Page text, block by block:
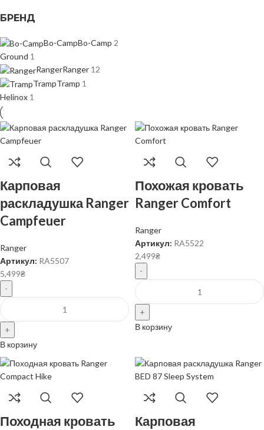
БРЕНД
Bo-CampBo-Camp 2
Ground 1
RangerRanger 12
TrampTramp 1
Helinox 1
Карповая
раскладушка Ranger
Campfeuer
Ranger
Артикул: RA5507
5,499₴
В корзину
Похожая кровать
Ranger Comfort
Ranger
Артикул: RA5522
2,499₴
В корзину
Походная кровать
Карповая